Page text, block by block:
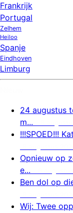
Frankrijk
Portugal
Zelhem
Heiloo
Spanje
Eindhoven
Limburg
24 augustus
m...
!!!SPOED!!!
Opnieuw op
e...
Ben dol op
Wij: Twee